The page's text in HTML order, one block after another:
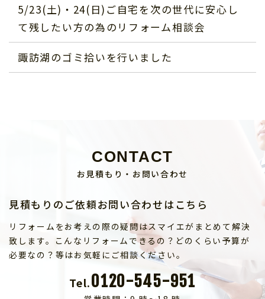
5/23(土)・24(日)ご自宅を次の世代に安心し
て残したい方の為のリフォーム相談会
諏訪湖のゴミ拾いを行いました
CONTACT
お見積もり・お問い合わせ
見積もりのご依頼お問い合わせはこちら
リフォームをお考えの際の疑問はスマイエがまとめて解決
致します。こんなリフォームできるの？どのくらい予算が
必要なの？等はお気軽にご相談ください。
Tel.0120-545-951